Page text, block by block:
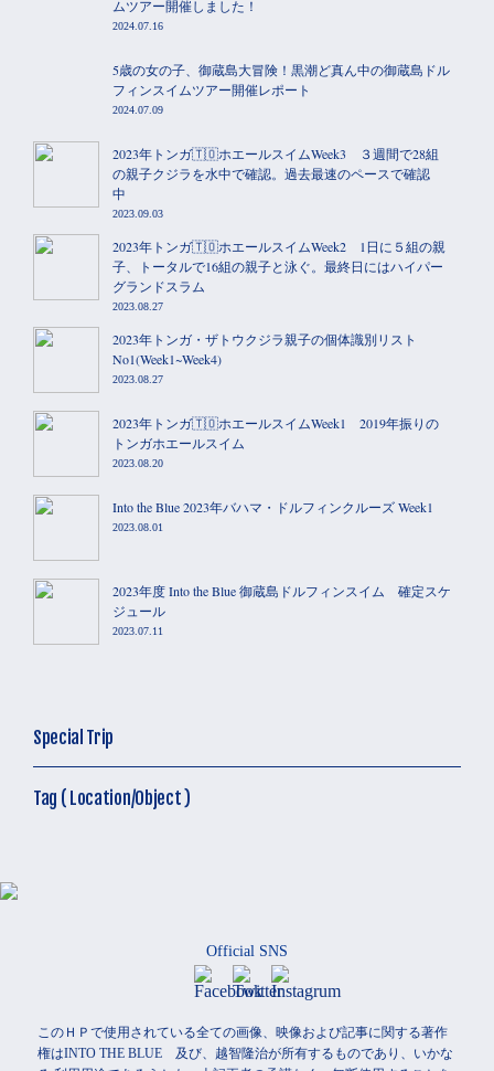
ムツアー開催しました！
2024.07.16
5歳の女の子、御蔵島大冒険！黒潮ど真ん中の御蔵島ドル
フィンスイムツアー開催レポート
2024.07.09
2023年トンガ🇹🇴ホエールスイムWeek3 ３週間で28組
の親子クジラを水中で確認。過去最速のペースで確認
中
2023.09.03
2023年トンガ🇹🇴ホエールスイムWeek2 1日に５組の親
子、トータルで16組の親子と泳ぐ。最終日にはハイパー
グランドスラム
2023.08.27
2023年トンガ・ザトウクジラ親子の個体識別リスト
No1(Week1~Week4)
2023.08.27
2023年トンガ🇹🇴ホエールスイムWeek1 2019年振りの
トンガホエールスイム
2023.08.20
Into the Blue 2023年バハマ・ドルフィンクルーズ Week1
2023.08.01
2023年度 Into the Blue 御蔵島ドルフィンスイム 確定スケ
ジュール
2023.07.11
Special Trip
Tag ( Location/Object )
Official SNS
このＨＰで使用されている全ての画像、映像および記事に関する著作
権はINTO THE BLUE 及び、越智隆治が所有するものであり、いかな